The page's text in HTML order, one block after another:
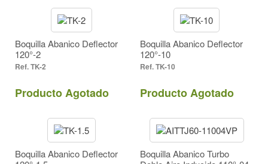
Boquilla Abanico Deflector
120°-2
TK-2
Producto Agotado
Boquilla Abanico Deflector
120°-10
TK-10
Producto Agotado
Boquilla Abanico Deflector
Boquilla Abanico Turbo